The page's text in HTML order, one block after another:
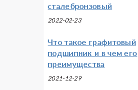
сталебронзовый
2022-02-23
Что такое графитовый
подшипник и в чем его
преимущества
2021-12-29